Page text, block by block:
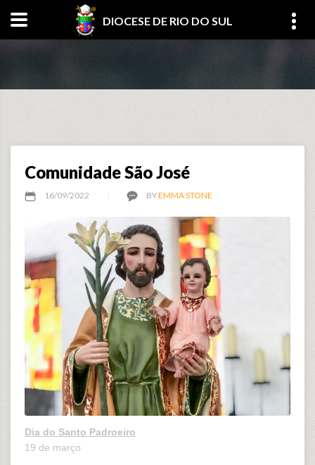
DIOCESE DE RIO DO SUL
Comunidade São José
16/09/2022 BYEMMA STONE
Dia do Santo Padroeiro
19 de março